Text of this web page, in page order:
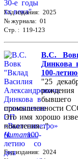
Год издания: 2025
№ журнала: 01
Стр. : 119-123
В.С.
Динкова
100-
"25
бывшего
промышленности
Это имя хорошо
поколения..."
Читать...
Год издания: 2024